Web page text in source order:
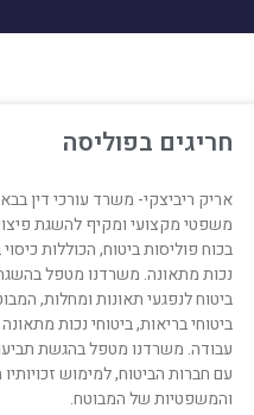
חריגים בפוליסה
אריק ריביצקי- משרד עורכי דין
משפטי מקצועי ומקיף להשגת
בכוח פוליסות ביטוח, הכוללות
נכות מתאונה. משרדנו מטפל בהשגת
ביטוח לנפגעי תאונות ומחלות,
ביטוחי בריאות, ביטוחי נכות
עבודה. משרדנו מטפל בהגשת
עם חברות הביטוח, למימוש
והמשפטיות של המבוטח.